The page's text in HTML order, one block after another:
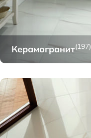
Керамогранит(197)